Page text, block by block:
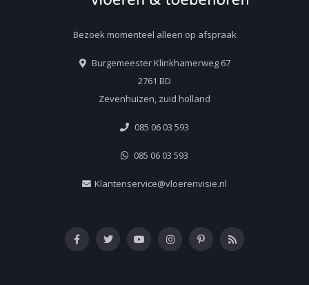
Bezoek momenteel alleen op afspraak
Burgemeester Klinkhamerweg 67
2761 BD
Zevenhuizen, zuid holland
085 06 03 593
085 06 03 593
Klantenservice@vloerenvisie.nl